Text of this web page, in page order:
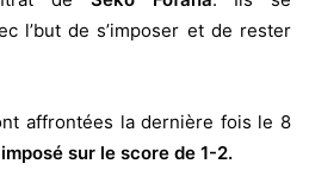
l’but de s’imposer et de rester
affrontées la dernière fois le 8
imposé sur le score de 1-2.